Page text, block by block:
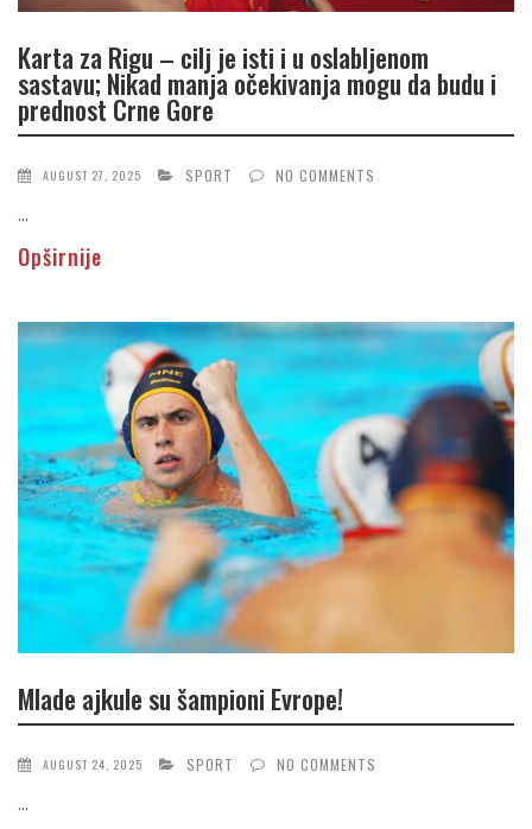
Karta za Rigu – cilj je isti i u oslabljenom
sastavu; Nikad manja očekivanja mogu da budu i
prednost Crne Gore
AUGUST 27, 2025 SPORT NO COMMENTS
...
Opširnije
Mlade ajkule su šampioni Evrope!
AUGUST 24, 2025 SPORT NO COMMENTS
...